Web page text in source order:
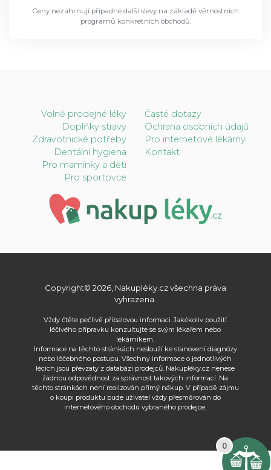
Ceny nezahrnují případné další slevy na základě věrnostních
programů konkrétních obchodů.
Volně prodejné léky
Doplňky stravy
Zdravotnické potřeby
Dentální hygiena
Pro maminky a děti
Pro sportovce
Časté dotazy
Ochrana osobních údajů
Pro internetové lékárny
Kontakt
Copyright© 2026, Nakupléky.cz všechna práva
vyhrazena.
Vždy čtěte pečlivě příbalovou informaci. Jakékoliv použití
léčivého přípravku konzultujte se svým lékařem nebo
lékárníkem.
Informace na těchto stránkách neslouží ke stanovení diagnózy
nebo léčebného postupu. Všechny informace o jednotlivých
lécích jsou převzaty z databází prodejců. Nakupléky.cz nenese
žádnou odpovědnost za správnost takových informací. Na
těchto stránkách není realizován přímý nákup. V případě zájmu
o koupi produktu bude uživatel vždy přesměrován do
internetového obchodu vybraného prodejce.
0